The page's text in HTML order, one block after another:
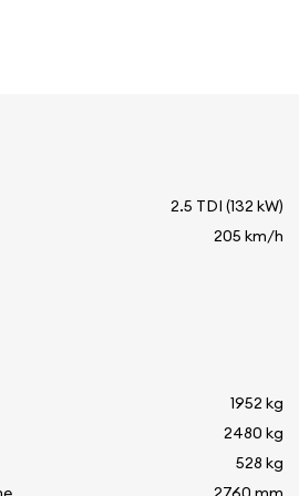
2.5 TDI (132 kW)
205 km/h
1952 kg
2480 kg
528 kg